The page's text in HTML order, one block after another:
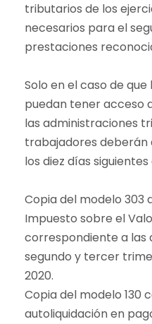
tributarios de los
necesarios para el
prestaciones
Solo en el caso de
puedan tener acceso
las administraciones
trabajadores deberán
los diez días
Copia del modelo 303
Impuesto sobre el
correspondiente a las
segundo y tercer
2020.
Copia del modelo 130
autoliquidación en